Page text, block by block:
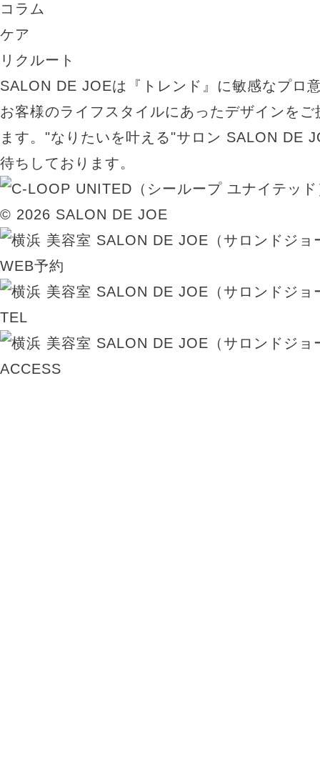
コラム
ケア
リクルート
SALON DE JOEは『トレンド』に敏感なプロ
お客様のライフスタイルにあったデザインを
ます。"なりたいを叶える"サロン SALON DE
待ちしております。
© 2026 SALON DE JOE
WEB予約
TEL
ACCESS